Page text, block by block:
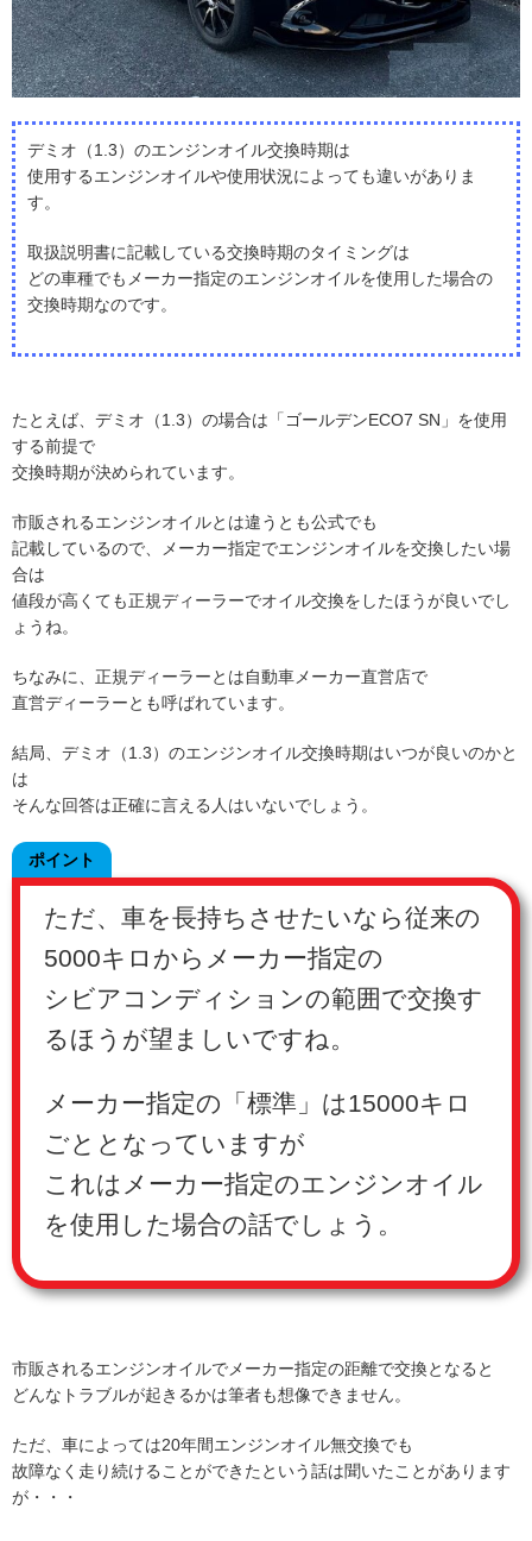
デミオ（1.3）のエンジンオイル交換時期は
使用するエンジンオイルや使用状況によっても違いがありま
す。
取扱説明書に記載している交換時期のタイミングは
どの車種でもメーカー指定のエンジンオイルを使用した場合の
交換時期なのです。
たとえば、デミオ（1.3）の場合は「ゴールデンECO7 SN」を使用
する前提で
交換時期が決められています。
市販されるエンジンオイルとは違うとも公式でも
記載しているので、メーカー指定でエンジンオイルを交換したい場
合は
値段が高くても正規ディーラーでオイル交換をしたほうが良いでし
ょうね。
ちなみに、正規ディーラーとは自動車メーカー直営店で
直営ディーラーとも呼ばれています。
結局、デミオ（1.3）のエンジンオイル交換時期はいつが良いのかと
は
そんな回答は正確に言える人はいないでしょう。
ポイント
ただ、車を長持ちさせたいなら従来の
5000キロからメーカー指定の
シビアコンディションの範囲で交換す
るほうが望ましいですね。
メーカー指定の「標準」は15000キロ
ごととなっていますが
これはメーカー指定のエンジンオイル
を使用した場合の話でしょう。
市販されるエンジンオイルでメーカー指定の距離で交換となると
どんなトラブルが起きるかは筆者も想像できません。
ただ、車によっては20年間エンジンオイル無交換でも
故障なく走り続けることができたという話は聞いたことがあります
が・・・